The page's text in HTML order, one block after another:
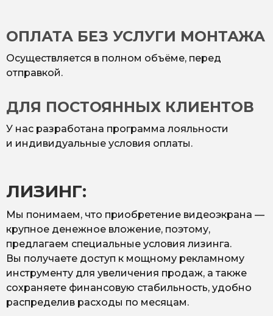
ОПЛАТА БЕЗ УСЛУГИ МОНТАЖА
Осуществляется в полном объёме, перед
отправкой.
ДЛЯ ПОСТОЯННЫХ КЛИЕНТОВ
У нас разработана программа лояльности
и индивидуальные условия оплаты.
ЛИЗИНГ:
Мы понимаем, что приобретение видеоэкрана —
крупное денежное вложение, поэтому,
предлагаем специальные условия лизинга.
Вы получаете доступ к мощному рекламному
инструменту для увеличения продаж, а также
сохраняете финансовую стабильность, удобно
распределив расходы по месяцам.